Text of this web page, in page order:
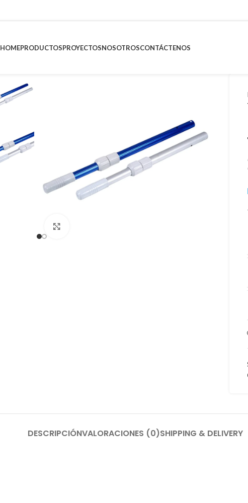
HOMEPRODUCTOSPROYECTOSNOSOTROSCONTÁCTENOS
DESCRIPCIÓNVALORACIONES (0)SHIPPING & DELIVERY